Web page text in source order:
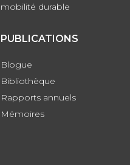
mobilité durable
PUBLICATIONS
Blogue
Bibliothèque
Rapports annuels
Mémoires